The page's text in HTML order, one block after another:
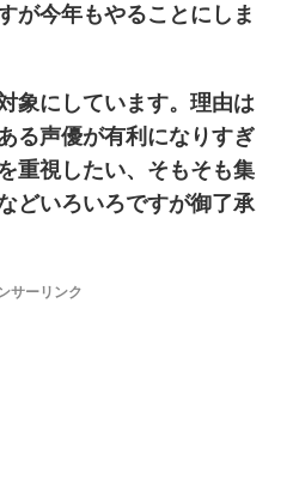
が今年もやることにしま
象にしています。理由は
る声優が有利になりすぎ
重視したい、そもそも集
どいろいろですが御了承
サーリンク